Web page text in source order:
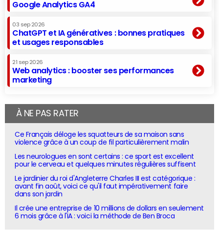
Google Analytics GA4
03 sep 2026
ChatGPT et IA génératives : bonnes pratiques
et usages responsables
21 sep 2026
Web analytics : booster ses performances
marketing
À NE PAS RATER
Ce Français déloge les squatteurs de sa maison sans
violence grâce à un coup de fil particulièrement malin
Les neurologues en sont certains : ce sport est excellent
pour le cerveau et quelques minutes régulières suffisent
Le jardinier du roi d'Angleterre Charles III est catégorique :
avant fin août, voici ce qu'il faut impérativement faire
dans son jardin
Il crée une entreprise de 10 millions de dollars en seulement
6 mois grâce à l'IA : voici la méthode de Ben Broca